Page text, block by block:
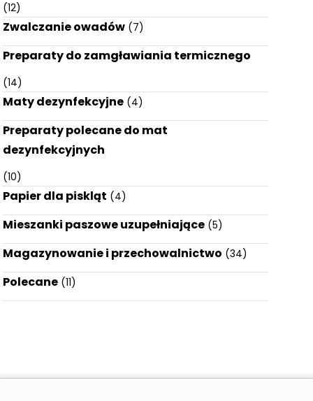
(12)
Zwalczanie owadów (7)
Preparaty do zamgławiania termicznego
(14)
Maty dezynfekcyjne (4)
Preparaty polecane do mat
dezynfekcyjnych
(10)
Papier dla piskląt (4)
Mieszanki paszowe uzupełniające (5)
Magazynowanie i przechowalnictwo (34)
Polecane (11)